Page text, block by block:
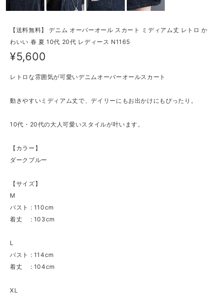
【送料無料】 デニム オーバーオール スカート ミディアム丈 レトロ か
わいい 春 夏 10代 20代 レディース N1165
¥5,600
レトロな雰囲気が可愛いデニムオーバーオールスカート
動きやすいミディアム丈で、デイリーにもお出かけにもぴったり。
10代・20代の大人可愛いスタイルが叶います。
【カラー】
ダークブルー
【サイズ】
M
バスト : 110cm
着丈 : 103cm
L
バスト : 114cm
着丈 : 104cm
XL